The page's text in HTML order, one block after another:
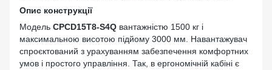
Опис конструкції
Модель CPCD15T8-S4Q вантажністю 1500 кг і
максимальною висотою підйому 3000 мм. Навантажувач
спроєктований з урахуванням забезпечення комфортних
умов і простого управління. Так, в ергономічній кабіні є